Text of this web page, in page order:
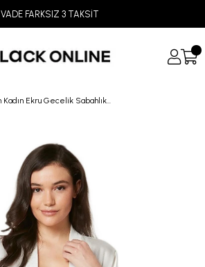
VADE FARKSIZ 3 TAKSİT
Pierre Cardin Kadın Ekru Gecelik Sabahlık Takımı 4045